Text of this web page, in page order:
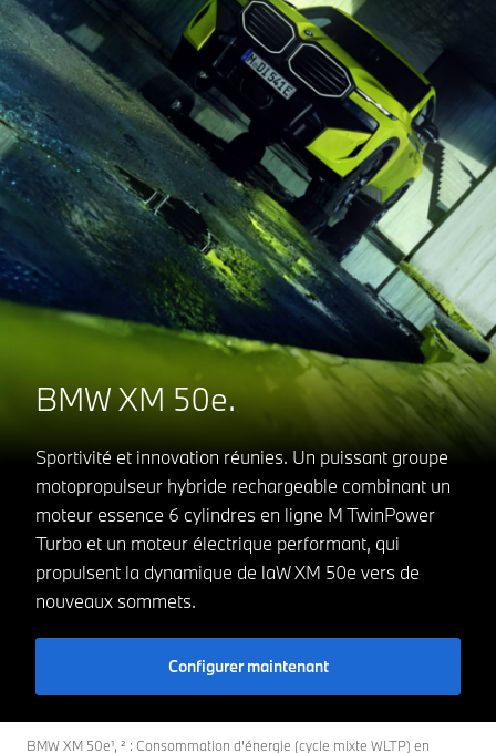
BMW XM 50e.
Sportivité et innovation réunies. Un puissant groupe
motopropulseur hybride rechargeable combinant un
moteur essence 6 cylindres en ligne M TwinPower
Turbo et un moteur électrique performant, qui
propulsent la dynamique de laW XM 50e vers de
nouveaux sommets.
Configurer maintenant
BMW XM 50e¹, ² : Consommation d'énergie (cycle mixte WLTP) en